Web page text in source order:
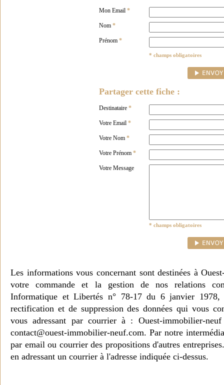
Mon Email *
Nom *
Prénom *
* champs obligatoires
Partager cette fiche :
Destinataire *
Votre Email *
Votre Nom *
Votre Prénom *
Votre Message
* champs obligatoires
Les informations vous concernant sont destinées à
votre commande et la gestion de nos relations
Informatique et Libertés n° 78-17 du 6 janvier 1978,
rectification et de suppression des données qui vous
vous adressant par courrier à : Ouest-immobilier-
contact@ouest-immobilier-neuf.com. Par notre
par email ou courrier des propositions d'autres
en adressant un courrier à l'adresse indiquée ci-dessus.